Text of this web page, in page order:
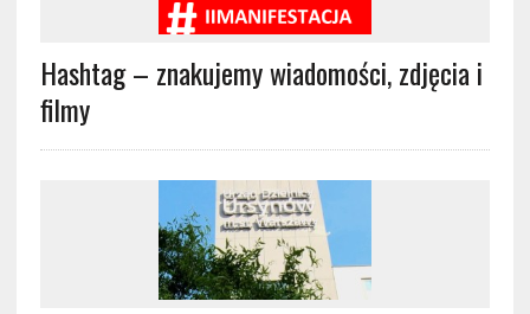
Hashtag – znakujemy wiadomości, zdjęcia i
filmy